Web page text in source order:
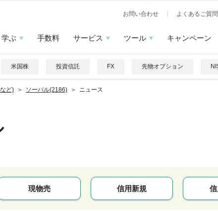
お問い合わせ よくあるご質問
ぶ 手数料 サービス ツール キャンペーン
米国株 投資信託 FX 先物オプション
ど) ソーバル(2186) ニュース
現物売 信用新規